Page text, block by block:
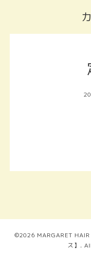
©2026 MARGARET
ス】 .